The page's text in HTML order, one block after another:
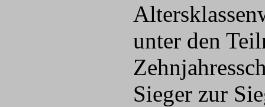
unter den
Sieger zur